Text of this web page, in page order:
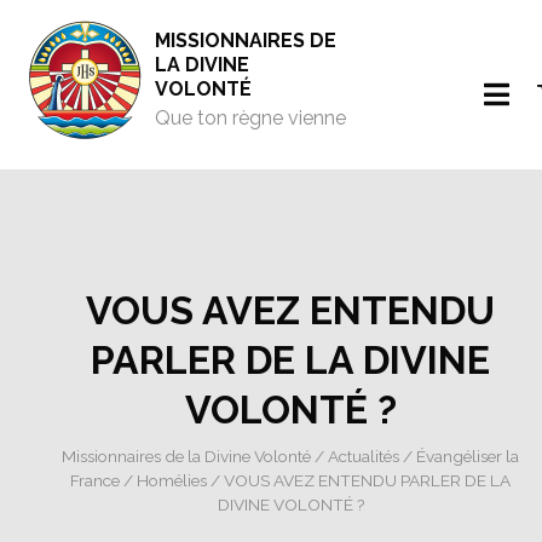
MISSIONNAIRES DE
LA DIVINE
VOLONTÉ
Que ton règne vienne
VOUS AVEZ ENTENDU
PARLER DE LA DIVINE
VOLONTÉ ?
Missionnaires de la Divine Volonté / Actualités / Évangéliser la
France / Homélies / VOUS AVEZ ENTENDU PARLER DE LA
DIVINE VOLONTÉ ?